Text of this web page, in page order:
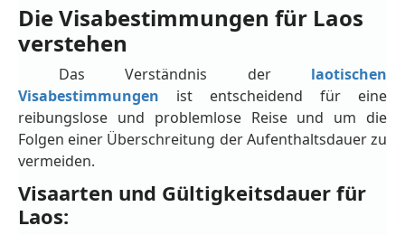
Die Visabestimmungen für Laos
verstehen
Das Verständnis der laotischen
Visabestimmungen ist entscheidend für eine
reibungslose und problemlose Reise und um die
Folgen einer Überschreitung der Aufenthaltsdauer zu
vermeiden.
Visaarten und Gültigkeitsdauer für
Laos: